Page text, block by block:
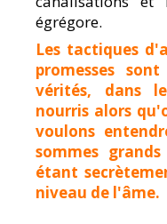
égrégore.
Les tactiques
promesses
vérités, dans
nourris alors
voulons
sommes
étant
niveau de l'âme.